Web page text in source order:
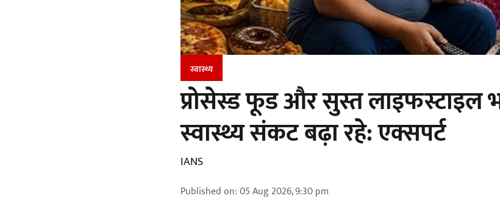
स्वास्थ्य
प्रोसेस्ड फूड और सुस्त लाइफस्टाइल
स्वास्थ्य संकट बढ़ा रहे: एक्सपर्ट
IANS
Published on:05 Aug 2026, 9:30 pm